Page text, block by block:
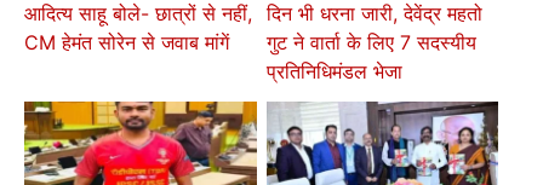
आदित्य साहू बोले- छात्रों से नहीं,
CM हेमंत सोरेन से जवाब मांगें
दिन भी धरना जारी, देवेंद्र महतो
गुट ने वार्ता के लिए 7 सदस्यीय
प्रतिनिधिमंडल भेजा